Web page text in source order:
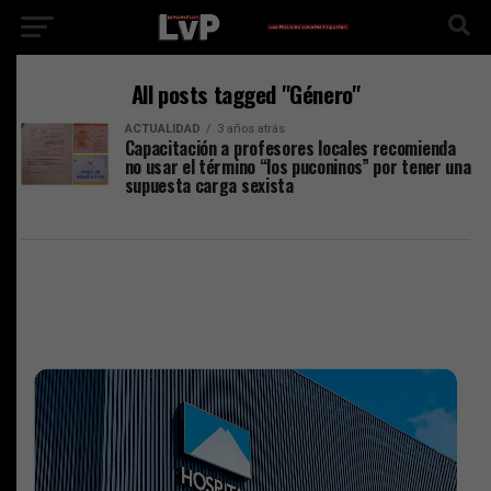
All posts tagged "Género"
ACTUALIDAD 3 años atrás
Capacitación a profesores locales recomienda
no usar el término “los puconinos” por tener una
supuesta carga sexista